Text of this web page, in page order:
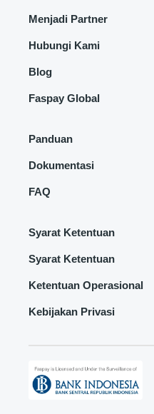
Menjadi Partner
Hubungi Kami
Blog
Faspay Global
Panduan
Dokumentasi
FAQ
Syarat Ketentuan
Syarat Ketentuan
Ketentuan Operasional
Kebijakan Privasi